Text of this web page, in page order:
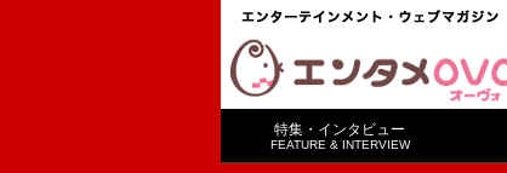
特集・インタビュー
FEATURE & INTERVIEW